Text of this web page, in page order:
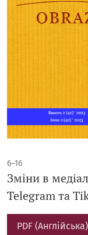
6–16
Зміни в
Telegram та
PDF (Англійська)